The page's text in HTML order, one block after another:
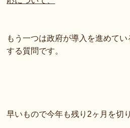
もう一つは政府が導入を進めて
する質問です。
早いもので今年も残り2ヶ月を切